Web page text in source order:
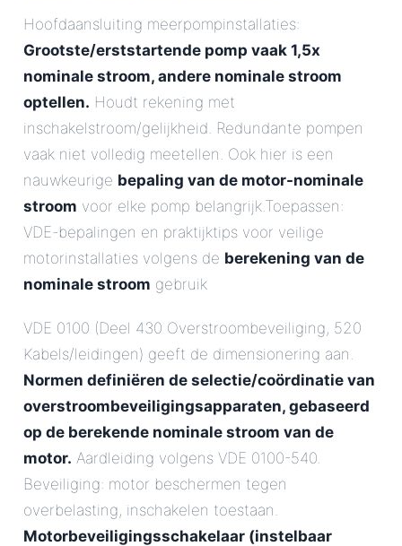
Hoofdaansluiting meerpompinstallaties:
Grootste/erststartende pomp vaak 1,5x
nominale stroom, andere nominale stroom
optellen. Houdt rekening met
inschakelstroom/gelijkheid. Redundante pompen
vaak niet volledig meetellen. Ook hier is een
nauwkeurige bepaling van de motor-nominale
stroom voor elke pomp belangrijk.Toepassen:
VDE-bepalingen en praktijktips voor veilige
motorinstallaties volgens de berekening van de
nominale stroom gebruik
VDE 0100 (Deel 430 Overstroombeveiliging, 520
Kabels/leidingen) geeft de dimensionering aan.
Normen definiëren de selectie/coördinatie van
overstroombeveiligingsapparaten, gebaseerd
op de berekende nominale stroom van de
motor. Aardleiding volgens VDE 0100-540.
Beveiliging: motor beschermen tegen
overbelasting, inschakelen toestaan.
Motorbeveiligingsschakelaar (instelbaar